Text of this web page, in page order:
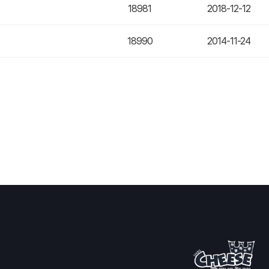
18981 2018-12-12
18990 2014-11-24